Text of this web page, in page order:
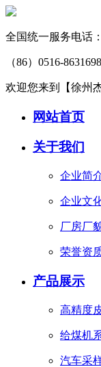
全国统一服务电话：
（86）0516-
欢迎您来到【徐州
网站首页
关于我们
企业简
企业文
厂房厂
荣誉资
产品展示
高精度
给煤机
汽车采